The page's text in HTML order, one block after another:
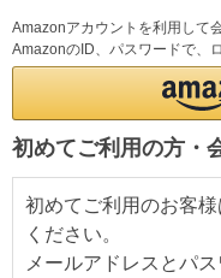
Amazonアカウントを利用して
AmazonのID、パスワードで、
初めてご利用の方・
初めてご利用のお客
ください。
メールアドレスとパ